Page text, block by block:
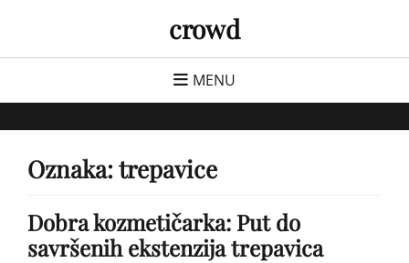
content
crowd
MENU
Oznaka:trepavice
Dobra kozmetičarka: Put do
savršenih ekstenzija trepavica